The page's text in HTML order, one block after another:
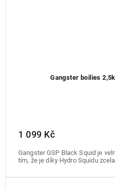
Gangster boilies
1 099 Kč
Gangster GSP Black Squid je
tím, že je díky Hydro Squidu